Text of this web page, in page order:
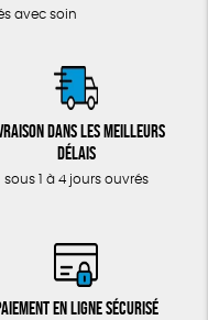
avec soin
dans les meilleurs
délais
sous 1 à 4 jours ouvrés
en ligne sécurisé